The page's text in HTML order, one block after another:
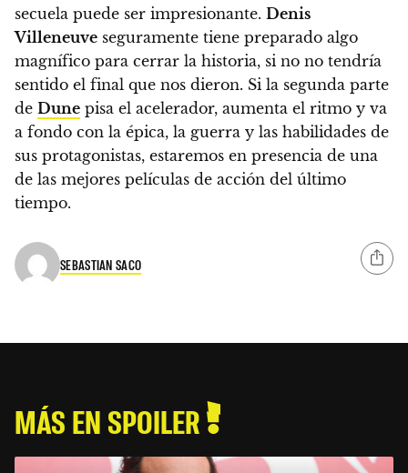
secuela puede ser impresionante. Denis
Villeneuve seguramente tiene preparado algo
magnífico para cerrar la historia, si no no tendría
sentido el final que nos dieron. Si la segunda parte
de Dune pisa el acelerador, aumenta el ritmo y va
a fondo con la épica, la guerra y las habilidades de
sus protagonistas, estaremos en presencia de una
de las mejores películas de acción del último
tiempo.
SEBASTIAN SACO
MÁS EN SPOILER